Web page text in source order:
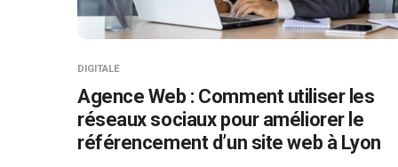
DIGITALE
Agence Web : Comment utiliser les
réseaux sociaux pour améliorer le
référencement d’un site web à Lyon